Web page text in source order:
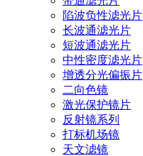
陷波负性滤光片
长波通滤光片
短波通滤光片
中性密度滤光片
增透分光偏振片
二向色镜
激光保护镜片
反射镜系列
打标机场镜
天文滤镜